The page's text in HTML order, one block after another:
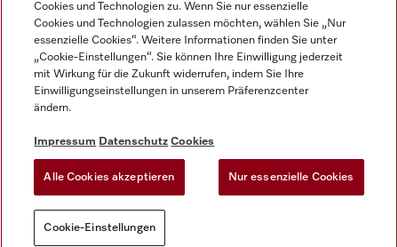
Impressum
Datenschutz
Cookie-Einstellungen
Cookies und Technologien zu. Wenn Sie nur essenzielle
Cookies und Technologien zulassen möchten, wählen Sie „Nur
essenzielle Cookies“. Weitere Informationen finden Sie unter
„Cookie-Einstellungen“. Sie können Ihre Einwilligung jederzeit
mit Wirkung für die Zukunft widerrufen, indem Sie Ihre
Einwilligungseinstellungen in unserem Präferenzcenter
ändern.
Impressum Datenschutz Cookies
Alle Cookies akzeptieren Nur essenzielle Cookies
Cookie-Einstellungen